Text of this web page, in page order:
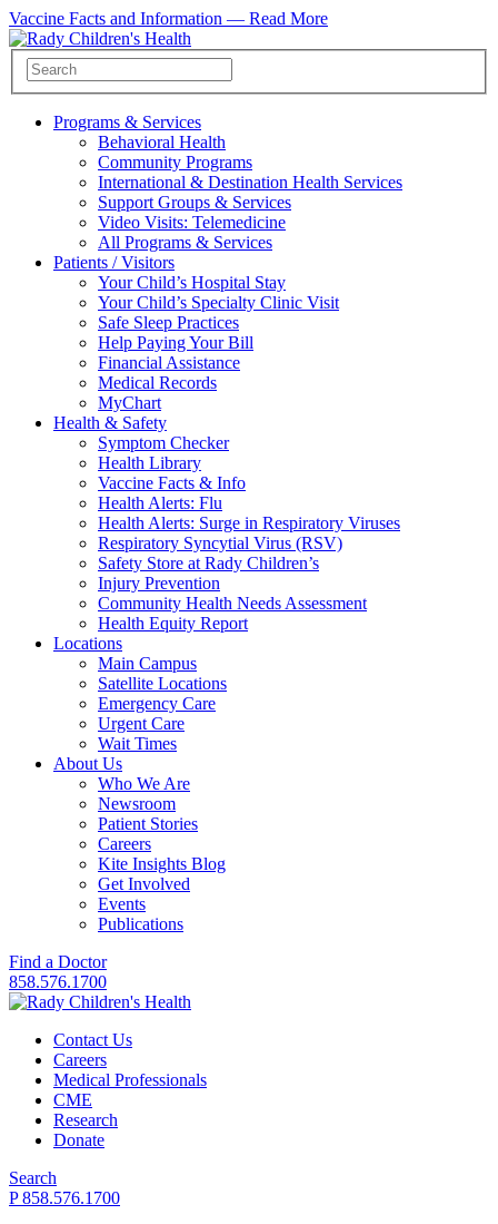
Vaccine Facts and Information — Read More
Programs & Services
Behavioral Health
Community Programs
International & Destination Health Services
Support Groups & Services
Video Visits: Telemedicine
All Programs & Services
Patients / Visitors
Your Child’s Hospital Stay
Your Child’s Specialty Clinic Visit
Safe Sleep Practices
Help Paying Your Bill
Financial Assistance
Medical Records
MyChart
Health & Safety
Symptom Checker
Health Library
Vaccine Facts & Info
Health Alerts: Flu
Health Alerts: Surge in Respiratory Viruses
Respiratory Syncytial Virus (RSV)
Safety Store at Rady Children’s
Injury Prevention
Community Health Needs Assessment
Health Equity Report
Locations
Main Campus
Satellite Locations
Emergency Care
Urgent Care
Wait Times
About Us
Who We Are
Newsroom
Patient Stories
Careers
Kite Insights Blog
Get Involved
Events
Publications
Find a Doctor
858.576.1700
Contact Us
Careers
Medical Professionals
CME
Research
Donate
Search
P 858.576.1700